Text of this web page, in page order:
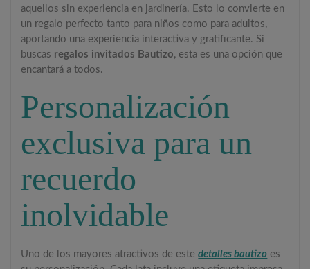
aquellos sin experiencia en jardinería. Esto lo convierte en
un regalo perfecto tanto para niños como para adultos,
aportando una experiencia interactiva y gratificante. Si
buscas regalos invitados Bautizo, esta es una opción que
encantará a todos.
Personalización
exclusiva para un
recuerdo
inolvidable
Uno de los mayores atractivos de estedetalles bautizo es